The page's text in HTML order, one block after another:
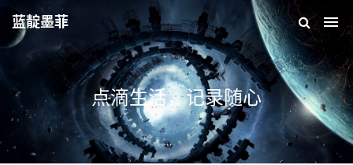
蓝靛墨菲
点滴生活，记录随心